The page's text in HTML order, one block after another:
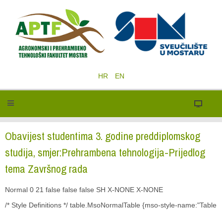
HR EN
Obavijest studentima 3. godine preddiplomskog
studija, smjer:Prehrambena tehnologija-Prijedlog
tema Završnog rada
Normal 0 21 false false false SH X-NONE X-NONE
/* Style Definitions */ table.MsoNormalTable {mso-style-name:"Table